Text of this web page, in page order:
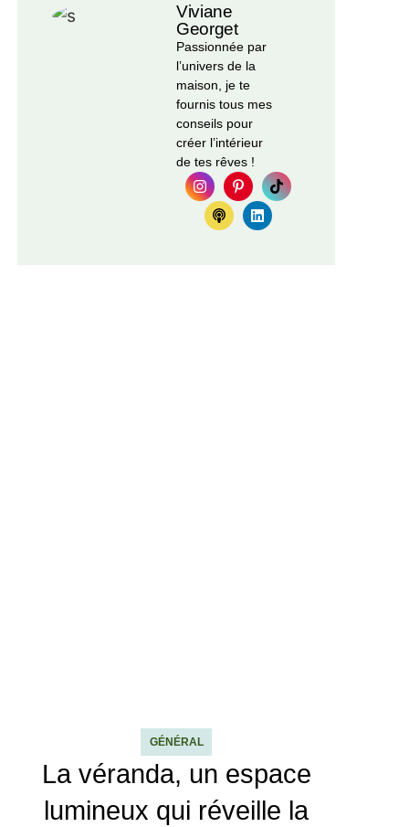
Viviane
Georget
Passionnée par
l’univers de la
maison, je te
fournis tous mes
conseils pour
créer l’intérieur
de tes rêves !
GÉNÉRAL
La véranda, un espace
lumineux qui réveille la